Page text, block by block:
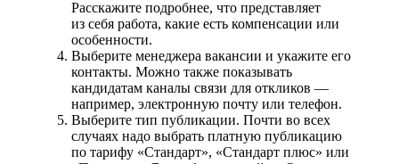
Расскажите подробнее, что представляет
из себя работа, какие есть компенсации или
особенности.
Выберите менеджера вакансии и укажите его
контакты. Можно также показывать
кандидатам каналы связи для откликов —
например, электронную почту или телефон.
Выберите тип публикации. Почти во всех
случаях надо выбрать платную публикацию
по тарифу «Стандарт», «Стандарт плюс» или